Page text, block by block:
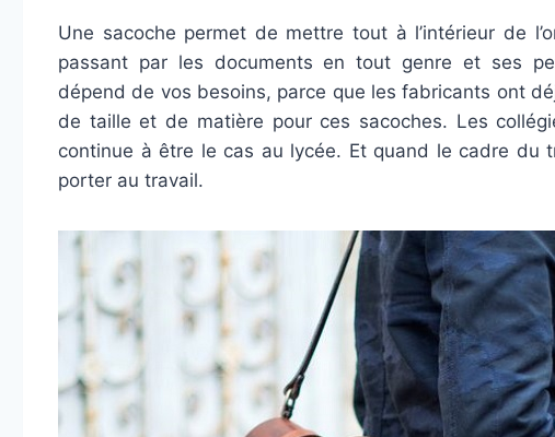
Une sacoche permet de mettre tout à l’intérieur de
passant par les documents en tout genre et ses
dépend de vos besoins, parce que les fabricants ont
de taille et de matière pour ces sacoches. Les
continue à être le cas au lycée. Et quand le cadre du
porter au travail.